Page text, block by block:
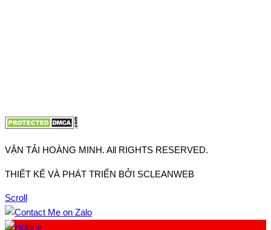
VẬN TẢI HOÀNG MINH. All RIGHTS RESERVED.
THIẾT KẾ VÀ PHÁT TRIỂN BỞI SCLEANWEB
Scroll